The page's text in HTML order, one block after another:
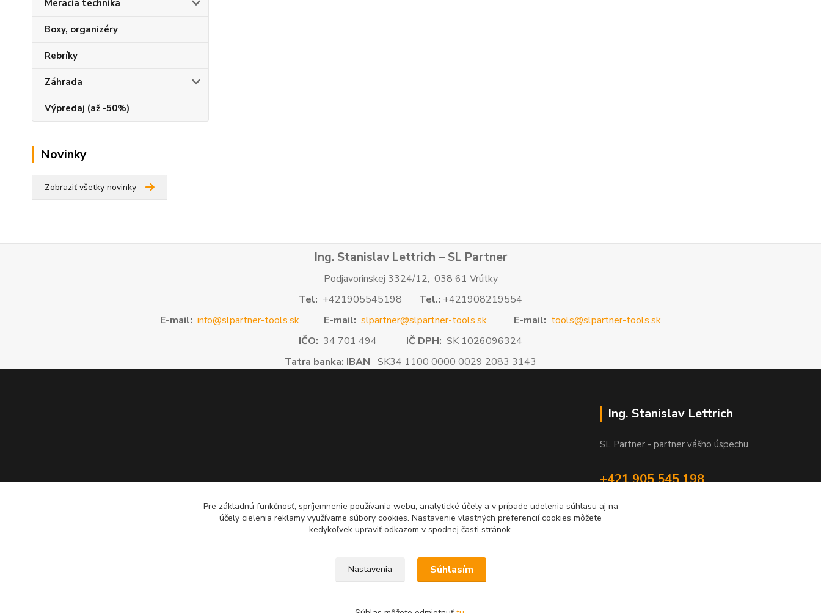
Meracia technika
Boxy, organizéry
Rebríky
Záhrada
Výpredaj (až -50%)
Novinky
Zobraziť všetky novinky
Ing. Stanislav Lettrich – SL Partner
Podjavorinskej 3324/12, 038 61 Vrútky
Tel: +421905545198 Tel.: +421908219554
E-mail: info@slpartner-tools.sk E-mail: slpartner@slpartner-tools.sk E-mail: tools@slpartner-tools.sk
IČO: 34 701 494 IČ DPH: SK 1026096324
Tatra banka: IBAN SK34 1100 0000 0029 2083 3143
Ing. Stanislav Lettrich
SL Partner - partner vášho úspechu
+421 905 545 198
Pre základnú funkčnosť, spríjemnenie používania webu, analytické účely a v prípade udelenia súhlasu aj na
účely cielenia reklamy využívame súbory cookies. Nastavenie vlastných preferencií cookies môžete
kedykoľvek upraviť odkazom v spodnej časti stránok.
Nastavenia Súhlasím